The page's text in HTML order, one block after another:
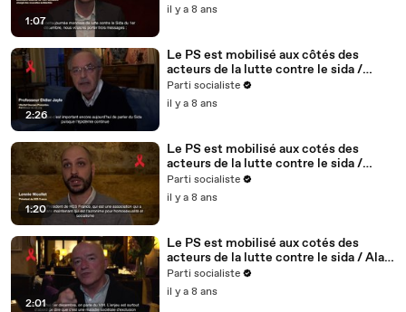
1:07
il y a 8 ans
2:26
Le PS est mobilisé aux côtés des
acteurs de la lutte contre le sida /
Didier Jayle, médecin, fondateur du
site vih.org - 1/5
Parti socialiste
il y a 8 ans
1:20
Le PS est mobilisé aux cotés des
acteurs de la lutte contre le sida /
Lennie Nicollet, président de HES -
5/5
Parti socialiste
il y a 8 ans
2:01
Le PS est mobilisé aux cotés des
acteurs de la lutte contre le sida / Alain
BONNINEAU, président de AIDES IDF /
4/5
Parti socialiste
il y a 8 ans